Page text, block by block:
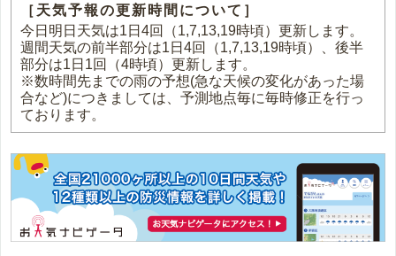
［天気予報の更新時間について］
今日明日天気は1日4回（1,7,13,19時頃）更新します。
週間天気の前半部分は1日4回（1,7,13,19時頃）、後半
部分は1日1回（4時頃）更新します。
※数時間先までの雨の予想(急な天候の変化があった場
合など)につきましては、予測地点毎に毎時修正を行っ
ております。